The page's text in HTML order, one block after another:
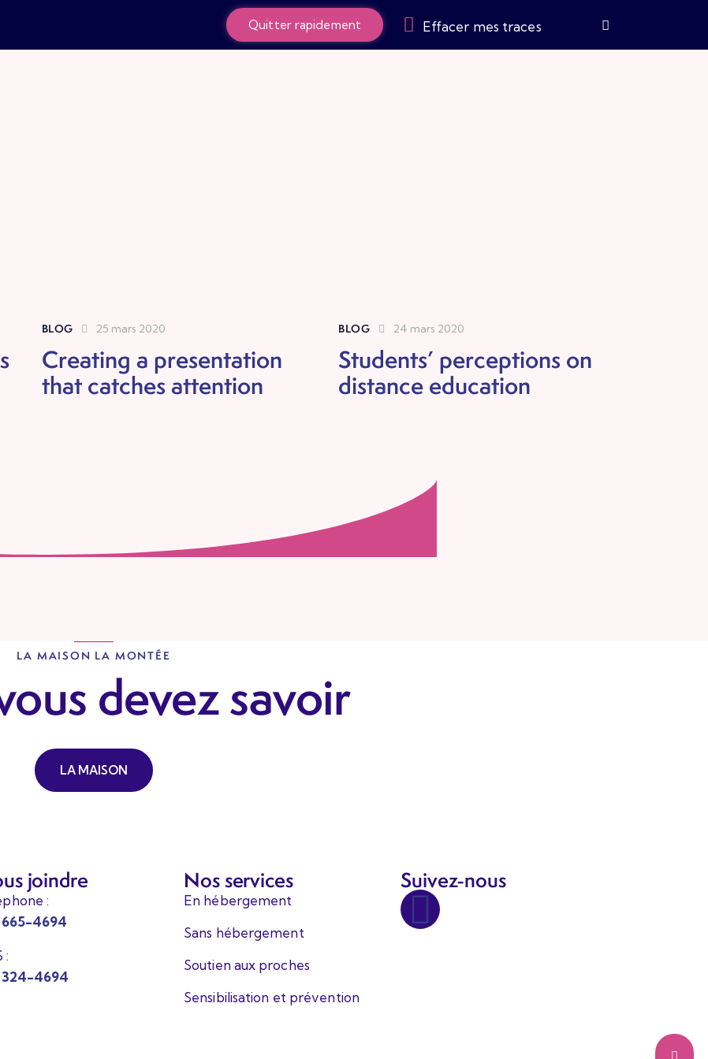
Quitter rapidement Effacer mes traces
BLOG 25 mars 2020
Creating a presentation
that catches attention
BLOG 24 mars 2020
Students’ perceptions on
distance education
LA MAISON LA MONTÉE
devez savoir
LA MAISON
joindre
:
665-4694
:
324-4694
Nos services
En hébergement
Sans hébergement
Soutien aux proches
Sensibilisation et prévention
Suivez-nous